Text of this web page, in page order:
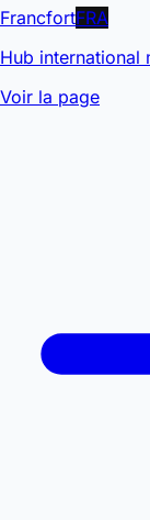
FrancfortFRA
Hub international
Voir la page